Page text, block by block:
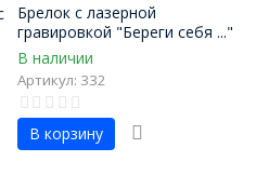
Брелок с лазерной
гравировкой "Береги себя ..."
В наличии
Артикул: 332
В корзину